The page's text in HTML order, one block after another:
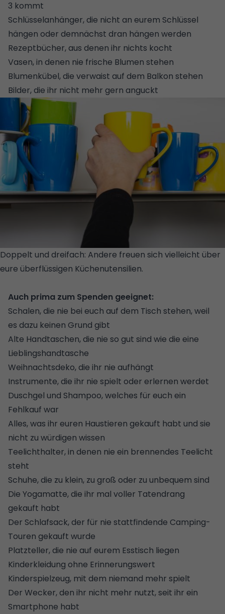
3 kommt
Schlüsselanhänger, die nicht an eurem Schlüssel
hängen oder demnächst dran hängen werden
Rezeptbücher, aus denen ihr nichts kocht
Vasen, in denen nie frische Blumen stehen
Blumenkübel, die verwaist auf dem Balkon stehen
Bilder, die ihr nicht mehr gern anguckt
Doppelt und dreifach: Andere freuen sich vielleicht über
eure überflüssigen Küchenutensilien.
Auch prima zum Spenden geeignet:
Schalen, die nie bei euch auf dem Tisch stehen, weil
es dazu keinen Grund gibt
Alte Handtaschen, die nie so gut sind wie die eine
Lieblingshandtasche
Weihnachtsdeko, die ihr nie aufhängt
Instrumente, die ihr nie spielt oder erlernen werdet
Duschgel und Shampoo, welches für euch ein
Fehlkauf war
Alles, was ihr euren Haustieren gekauft habt und sie
nicht zu würdigen wissen
Teelichthalter, in denen nie ein brennendes Teelicht
steht
Schuhe, die zu klein, zu groß oder zu unbequem sind
Die Yogamatte, die ihr mal voller Tatendrang
gekauft habt
Der Schlafsack, der für nie stattfindende Camping-
Touren gekauft wurde
Platzteller, die nie auf eurem Esstisch liegen
Kinderkleidung ohne Erinnerungswert
Kinderspielzeug, mit dem niemand mehr spielt
Der Wecker, den ihr nicht mehr nutzt, seit ihr ein
Smartphone habt